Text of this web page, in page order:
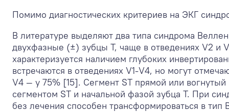
Помимо диагностических критериев на ЭКГ
В литературе выделяют два типа синдрома
двухфазные (±) зубцы Т, чаще в отведениях V2 и
характеризуется наличием глубоких
встречаются в отведениях V1-V4, но могут
V4 — у 75% [15]. Сегмент ST прямой или
сегментом ST и начальной фазой зубца Т. При
без лечения способен трансформироваться в тип